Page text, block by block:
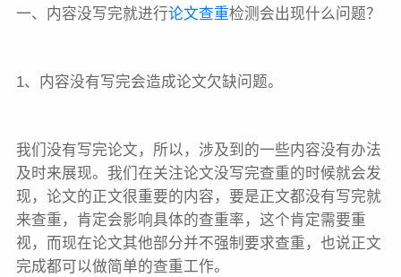
一、内容没写完就进行论文查重检测会出现什么问题？
1、内容没有写完会造成论文欠缺问题。
我们没有写完论文，所以，涉及到的一些内容没有办法
及时来展现。我们在关注论文没写完查重的时候就会发
现，论文的正文很重要的内容，要是正文都没有写完就
来查重，肯定会影响具体的查重率，这个肯定需要重
视，而现在论文其他部分并不强制要求查重，也说正文
完成都可以做简单的查重工作。